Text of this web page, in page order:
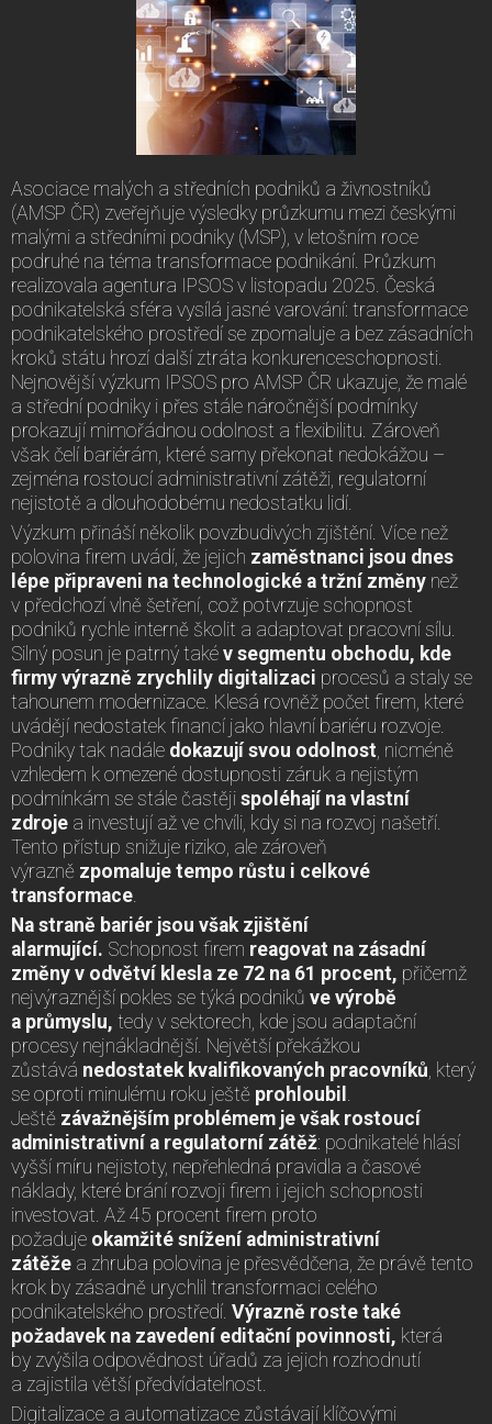
Asociace malých a středních podniků a živnostníků
(AMSP ČR) zveřejňuje výsledky průzkumu mezi českými
malými a středními podniky (MSP), v letošním roce
podruhé na téma transformace podnikání. Průzkum
realizovala agentura IPSOS v listopadu 2025. Česká
podnikatelská sféra vysílá jasné varování: transformace
podnikatelského prostředí se zpomaluje a bez zásadních
kroků státu hrozí další ztráta konkurenceschopnosti.
Nejnovější výzkum IPSOS pro AMSP ČR ukazuje, že malé
a střední podniky i přes stále náročnější podmínky
prokazují mimořádnou odolnost a flexibilitu. Zároveň
však čelí bariérám, které samy překonat nedokážou –
zejména rostoucí administrativní zátěži, regulatorní
nejistotě a dlouhodobému nedostatku lidí.
Výzkum přináší několik povzbudivých zjištění. Více než
polovina firem uvádí, že jejich zaměstnanci jsou dnes
lépe připraveni na technologické a tržní změny než
v předchozí vlně šetření, což potvrzuje schopnost
podniků rychle interně školit a adaptovat pracovní sílu.
Silný posun je patrný také v segmentu obchodu, kde
firmy výrazně zrychlily digitalizaci procesů a staly se
tahounem modernizace. Klesá rovněž počet firem, které
uvádějí nedostatek financí jako hlavní bariéru rozvoje.
Podniky tak nadále dokazují svou odolnost , nicméně
vzhledem k omezené dostupnosti záruk a nejistým
podmínkám se stále častěji spoléhají na vlastní
zdroje a investují až ve chvíli, kdy si na rozvoj našetří.
Tento přístup snižuje riziko, ale zároveň
výrazně zpomaluje tempo růstu i celkové
transformace
Na straně bariér jsou však zjištění
alarmující. Schopnost firem reagovat na zásadní
změny v odvětví klesla ze 72 na 61 procent, přičemž
nejvýraznější pokles se týká podniků ve výrobě
a průmyslu, tedy v sektorech, kde jsou adaptační
procesy nejnákladnější. Největší překážkou
zůstává nedostatek kvalifikovaných pracovníků , který
se oproti minulému roku ještě prohloubil
Ještě závažnějším problémem je však rostoucí
administrativní a regulatorní zátěž: podnikatelé hlásí
vyšší míru nejistoty, nepřehledná pravidla a časové
náklady, které brání rozvoji firem i jejich schopnosti
investovat. Až 45 procent firem proto
požaduje okamžité snížení administrativní
zátěže a zhruba polovina je přesvědčena, že právě tento
krok by zásadně urychlil transformaci celého
podnikatelského prostředí. Výrazně roste také
požadavek na zavedení editační povinnosti, která
by zvýšila odpovědnost úřadů za jejich rozhodnutí
a zajistila větší předvídatelnost.
Digitalizace a automatizace zůstávají klíčovými